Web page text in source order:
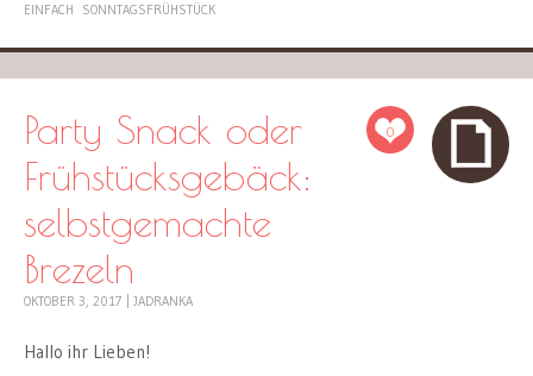
EINFACH
SONNTAGSFRÜHSTÜCK
0
Party Snack oder
Frühstücksgebäck:
selbstgemachte
Brezeln
OKTOBER 3, 2017 JADRANKA
Hallo ihr Lieben!